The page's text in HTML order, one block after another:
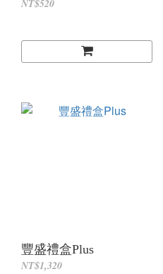
NT$520
豐盛禮盒Plus
NT$1,320